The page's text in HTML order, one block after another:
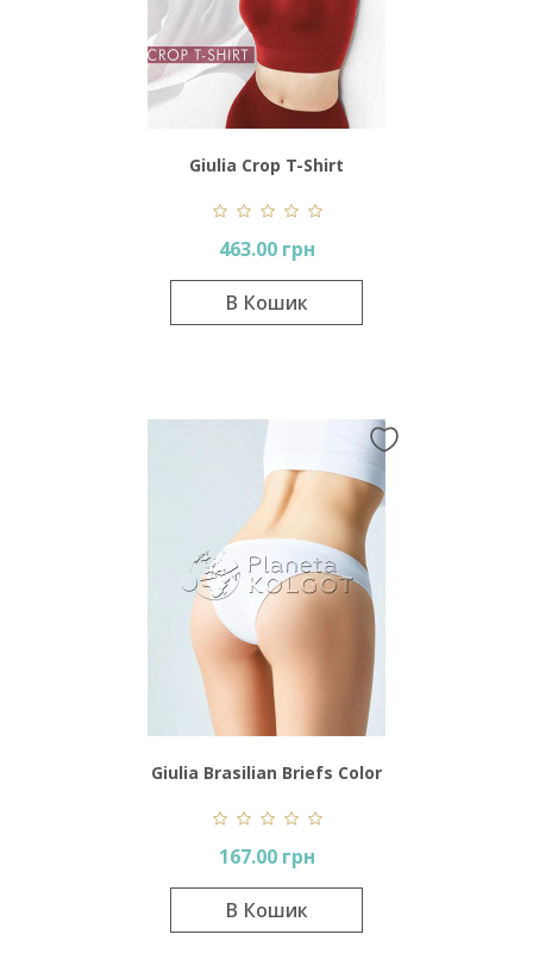
Giulia Crop T-Shirt
463.00 грн
В Кошик
Giulia Brasilian Briefs Color
167.00 грн
В Кошик